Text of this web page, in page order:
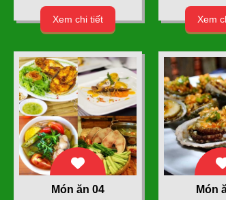
Xem chi tiết Xem
Món ăn 04 Món